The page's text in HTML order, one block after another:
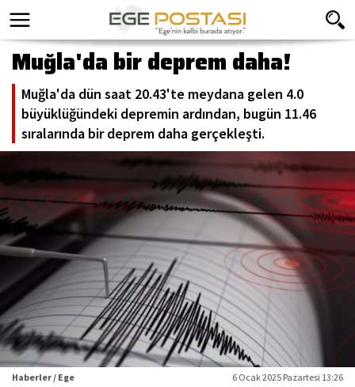
Muğla'da bir deprem daha!
Muğla'da dün saat 20.43'te meydana gelen 4.0
büyüklüğündeki depremin ardından, bugün 11.46
sıralarında bir deprem daha gerçekleşti.
Haberler / Ege 6 Ocak 2025 Pazartesi 13:26